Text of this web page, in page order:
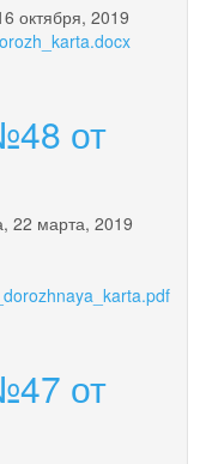
октября, 2019
от
22 марта, 2019
от